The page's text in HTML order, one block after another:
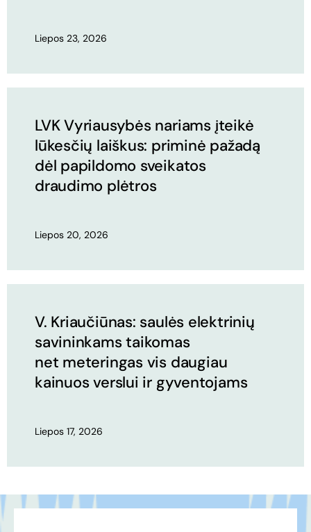
Liepos 23, 2026
LVK Vyriausybės nariams įteikė
lūkesčių laiškus: priminė pažadą
dėl papildomo sveikatos
draudimo plėtros
Liepos 20, 2026
V. Kriaučiūnas: saulės elektrinių
savininkams taikomas
net meteringas vis daugiau
kainuos verslui ir gyventojams
Liepos 17, 2026